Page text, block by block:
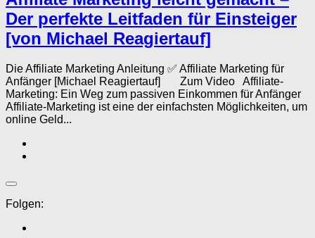
Der perfekte Leitfaden für Einsteiger
[von Michael Reagiertauf]
Die Affiliate Marketing Anleitung ✅ Affiliate Marketing für
Anfänger [Michael Reagiertauf] Zum Video Affiliate-
Marketing: Ein Weg zum passiven Einkommen für Anfänger
Affiliate-Marketing ist eine der einfachsten Möglichkeiten, um
online Geld...
Folgen: